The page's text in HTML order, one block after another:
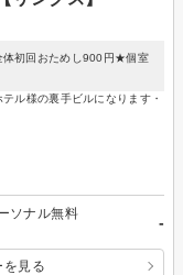
体初回おためし900円★個室
ル様の裏手ビルになります・
ソナル無料
-
を見る